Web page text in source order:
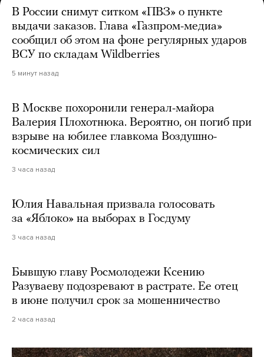
В России снимут ситком «ПВЗ» о пункте
выдачи заказов. Глава «Газпром-медиа»
сообщил об этом на фоне регулярных ударов
ВСУ по складам Wildberries
5 минут назад
В Москве похоронили генерал-майора
Валерия Плохотнюка. Вероятно, он погиб при
взрыве на юбилее главкома Воздушно-
космических сил
3 часа назад
Юлия Навальная призвала голосовать
за «Яблоко» на выборах в Госдуму
3 часа назад
Бывшую главу Росмолодежи Ксению
Разуваеву подозревают в растрате. Ее отец
в июне получил срок за мошенничество
2 часа назад